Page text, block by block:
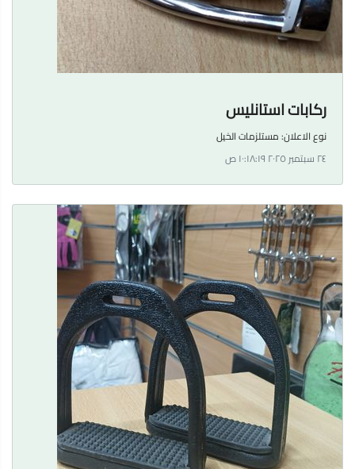
ركابات استانليس
نوع الاعلان:مستلزمات الخيل
٢٤ سبتمبر ٢٠٢٥ ١٠:١٨:١٩ ص